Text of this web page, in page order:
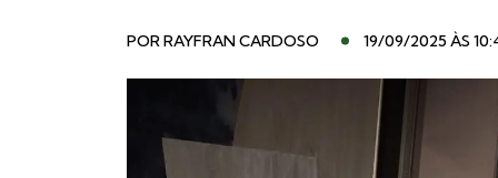
PORRAYFRAN CARDOSO 19/09/2025 ÀS